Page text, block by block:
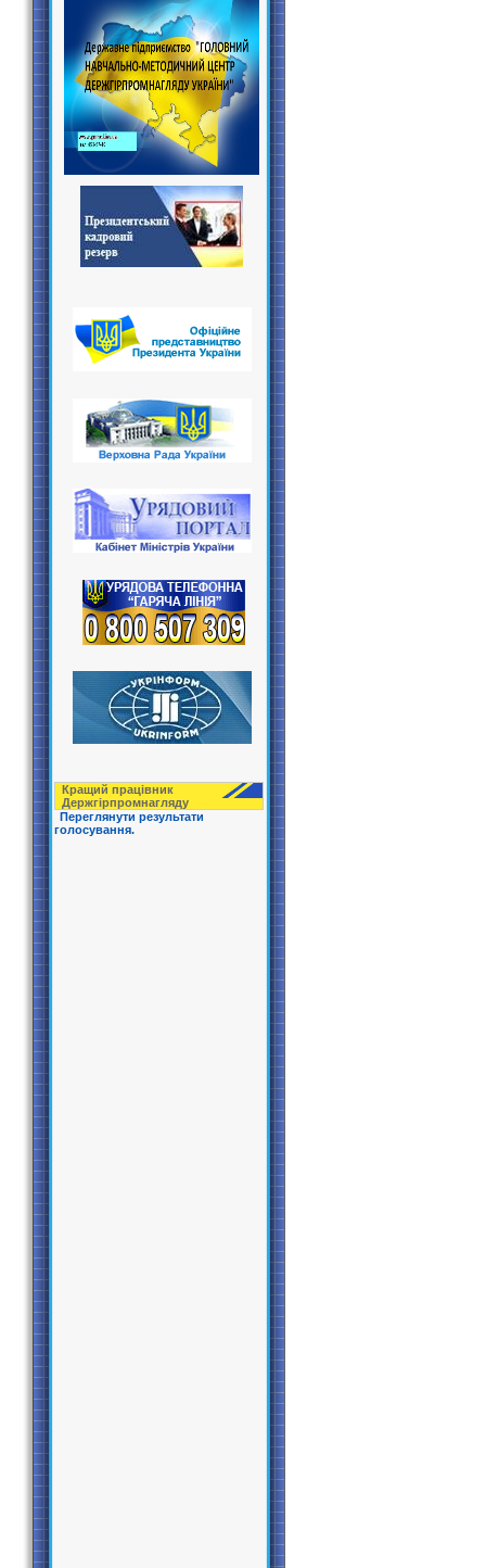
Кращий працівник
Держгірпрoмнагляду
Переглянути результати
голосування.